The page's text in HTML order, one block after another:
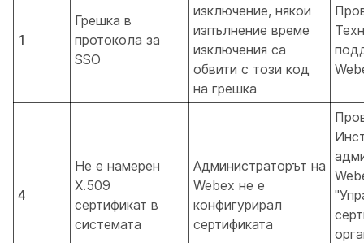
1
Грешка в
протокола за
SSO
изключение, някои
изпълнение време
изключения са
обвити с този код
на грешка
4
Не е намерен
X.509
сертификат в
системата
Администраторът на
Webex не е
конфигурирал
сертификата